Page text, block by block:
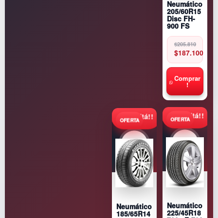
Neumático
205/60R15
Disc FH-
900 FS
$205.810
Original
price
was:
$205.810.
$187.100
Current
price
is:
$187.100.
Comprar
!
Consultá!!
Neumático
185/65R14
Consultá!!
Neumático
225/45R18